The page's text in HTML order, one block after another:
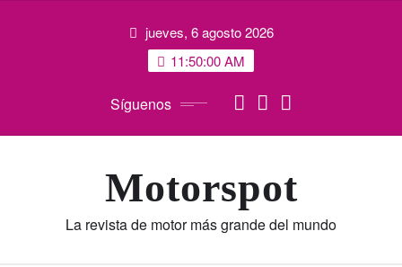
jueves, 6 agosto 2026
11:50:01 AM
Síguenos
Motorspot
La revista de motor más grande del mundo